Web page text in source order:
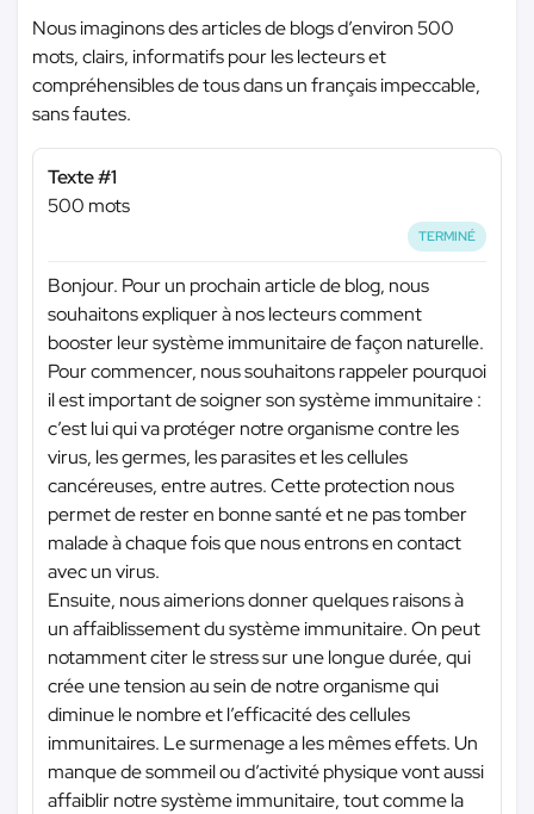
Nous imaginons des articles de blogs d’environ 500
mots, clairs, informatifs pour les lecteurs et
compréhensibles de tous dans un français impeccable,
sans fautes.
Texte #1
500 mots
TERMINÉ
Bonjour. Pour un prochain article de blog, nous
souhaitons expliquer à nos lecteurs comment
booster leur système immunitaire de façon naturelle.
Pour commencer, nous souhaitons rappeler pourquoi
il est important de soigner son système immunitaire :
c’est lui qui va protéger notre organisme contre les
virus, les germes, les parasites et les cellules
cancéreuses, entre autres. Cette protection nous
permet de rester en bonne santé et ne pas tomber
malade à chaque fois que nous entrons en contact
avec un virus.
Ensuite, nous aimerions donner quelques raisons à
un affaiblissement du système immunitaire. On peut
notamment citer le stress sur une longue durée, qui
crée une tension au sein de notre organisme qui
diminue le nombre et l’efficacité des cellules
immunitaires. Le surmenage a les mêmes effets. Un
manque de sommeil ou d’activité physique vont aussi
affaiblir notre système immunitaire, tout comme la